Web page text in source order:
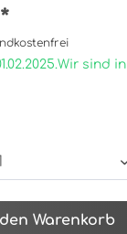
sind in
Warenkorb